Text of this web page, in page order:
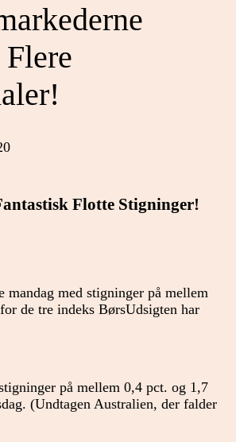
Flotte Stigninger!
mandag med stigninger på mellem
de tre indeks BørsUdsigten har
på mellem 0,4 pct. og 1,7
(Undtagen Australien, der falder